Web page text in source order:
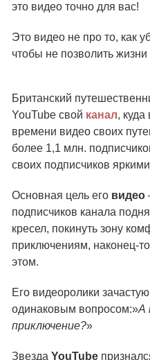
это видео точно для вас!
Это видео не про то, как
чтобы не позволить жизни
Британский
YouTube свой канал,
времени видео своих
более 1,1 млн.
своих подписчиков
Основная цель его видео
подписчиков канала
кресел, покинуть зону
приключениям, наконец-
этом.
Его видеоролики
одинаковым вопросом:»А
приключение?»
Звезда YouTube